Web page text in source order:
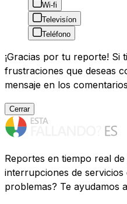
Wi-fi
Televisíon
Teléfono
¡Gracias por tu reporte! Si
frustraciones que deseas
mensaje en los
Cerrar
Reportes en tiempo real
interrupciones de servicios
problemas? Te ayudamos